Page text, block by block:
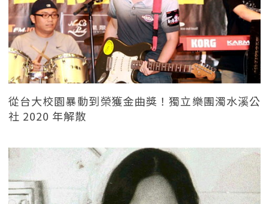
從台大校園暴動到榮獲金曲獎！獨立樂團濁水溪公
社 2020 年解散